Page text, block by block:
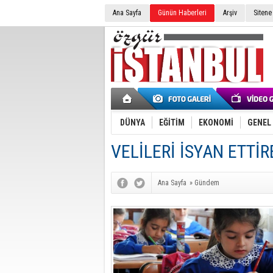
Ana Sayfa Günün Haberleri Arşiv
DÜNYA EĞİTİM EKONOMİ GENEL
VELİLERİ İSYAN
Ana Sayfa » Gündem